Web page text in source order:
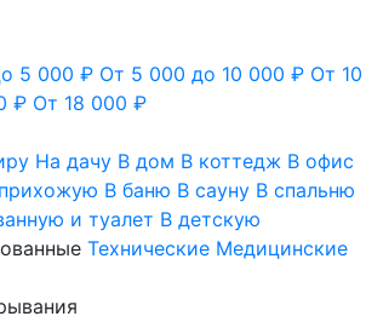
5 000 ₽ От 5 000 до 10 000 ₽ От 10
₽ От 18 000 ₽
На дачу В дом В коттедж В офис
В баню В сауну В спальню
и туалет В детскую
Технические Медицинские